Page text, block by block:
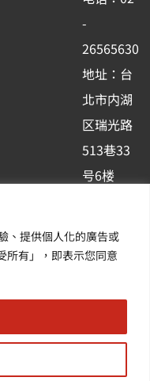
、提供個人化的廣告或
所有」，即表示您同意
o
k
-
s
q
u
a
r
e
i
n
-
26565630
地址：台
北市内湖
区瑞光路
513巷33
号6楼
供您最新
产业资讯